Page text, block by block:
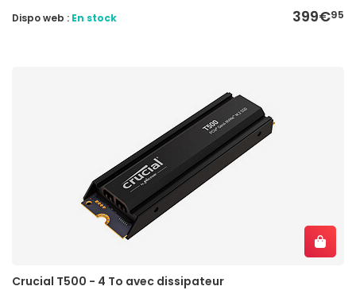
399€95
Dispo web : En stock
Crucial T500 - 4 To avec dissipateur